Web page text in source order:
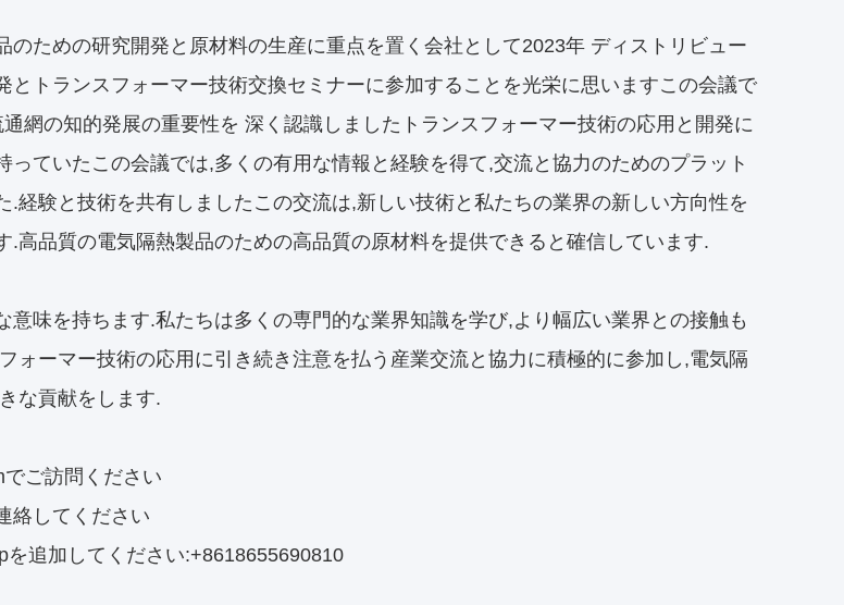
のための研究開発と原材料の生産に重点を置く会社として2023年 ディストリビュー
とトランスフォーマー技術交換セミナーに参加することを光栄に思いますこの会議で
網の知的発展の重要性を 深く認識しましたトランスフォーマー技術の応用と開発に
っていたこの会議では,多くの有用な情報と経験を得て,交流と協力のためのプラット
.経験と技術を共有しましたこの交流は,新しい技術と私たちの業界の新しい方向性を
.高品質の電気隔熱製品のための高品質の原材料を提供できると確信しています.
意味を持ちます.私たちは多くの専門的な業界知識を学び,より幅広い業界との接触も
ォーマー技術の応用に引き続き注意を払う産業交流と協力に積極的に参加し,電気隔
な貢献をします.
ご訪問ください
絡してください
を追加してください:+8618655690810